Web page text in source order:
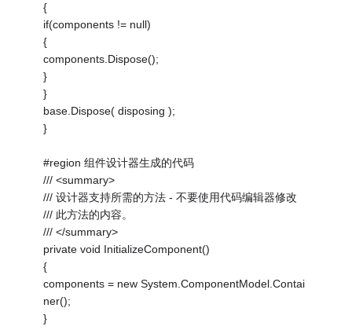
{
if(components != null)
{
components.Dispose();
}
}
base.Dispose( disposing );
}
#region 组件设计器生成的代码
/// <summary>
/// 设计器支持所需的方法 - 不要使用代码编辑器修改
/// 此方法的内容。
/// </summary>
private void InitializeComponent()
{
components = new System.ComponentModel.Contai
ner();
}